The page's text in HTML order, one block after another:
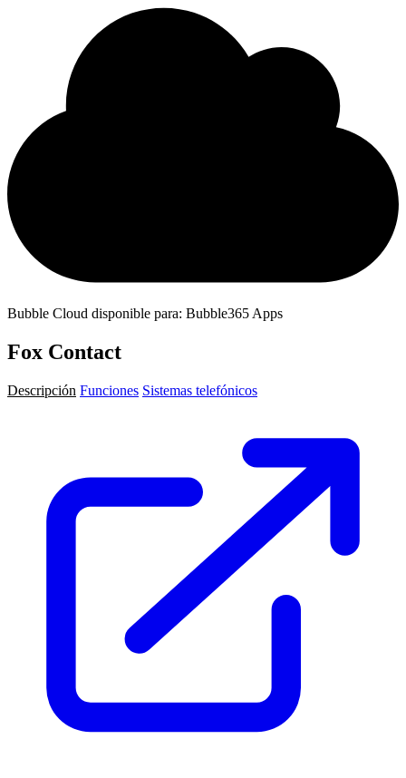
Bubble Cloud disponible para: Bubble365 Apps
Fox Contact
Descripción Funciones Sistemas telefónicos